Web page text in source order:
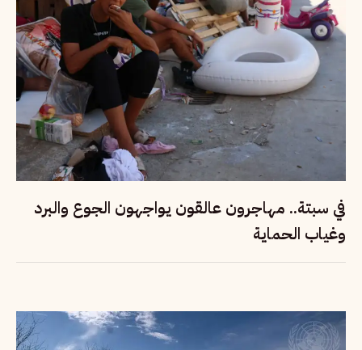
في سبتة.. مهاجرون عالقون يواجهون الجوع والبرد
وغياب الحماية